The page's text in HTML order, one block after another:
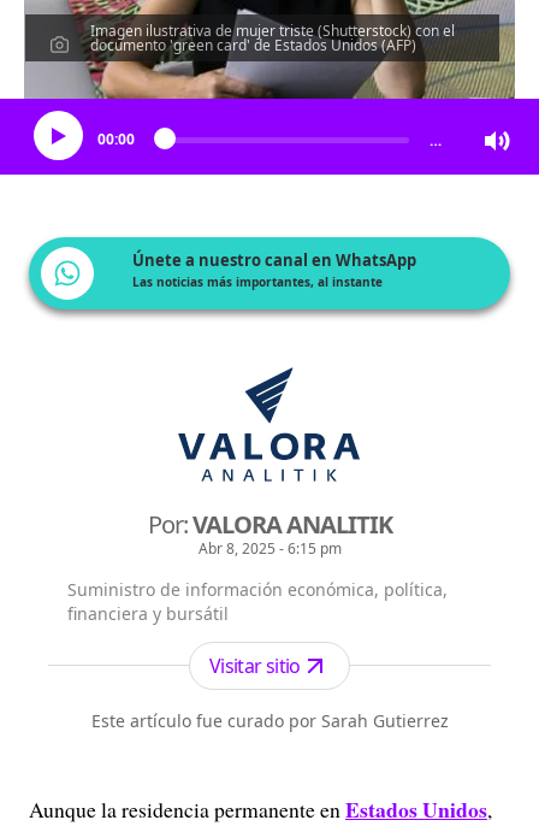
Imagen ilustrativa de mujer triste (Shutterstock) con el
documento 'green card' de Estados Unidos (AFP)
Escucha el artículo
00:00 …
Únete a nuestro canal en WhatsApp
Las noticias más importantes, al instante
Por:VALORA ANALITIK
Abr 8, 2025 - 6:15 pm
Suministro de información económica, política,
financiera y bursátil
Visitar sitio
Este artículo fue curado por Sarah Gutierrez
Aunque la residencia permanente enEstados Unidos,